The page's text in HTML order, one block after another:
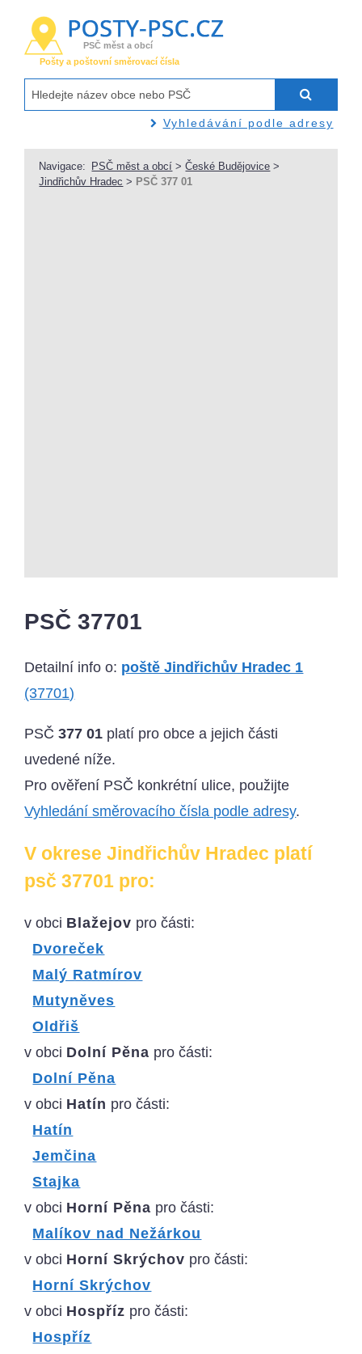
PSČ měst a obcí
Pošty a poštovní směrovací čísla
Vyhledávání podle adresy
Navigace: PSČ měst a obcí >České Budějovice >
Jindřichův Hradec > PSČ 377 01
PSČ 37701
Detailní info o: poště Jindřichův Hradec 1
(37701)
PSČ377 01 platí pro obce a jejich části
uvedené níže.
Pro ověření PSČ konkrétní ulice, použijte
Vyhledání směrovacího čísla podle adresy.
V okrese Jindřichův Hradec platí
psč 37701 pro:
v obci Blažejov pro části:
Dvoreček
Malý Ratmírov
Mutyněves
Oldřiš
v obci Dolní Pěna pro části:
Dolní Pěna
v obci Hatín pro části:
Hatín
Jemčina
Stajka
v obci Horní Pěna pro části:
Malíkov nad Nežárkou
v obci Horní Skrýchov pro části:
Horní Skrýchov
v obci Hospříz pro části:
Hospříz